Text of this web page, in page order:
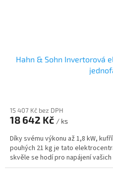
Hahn & Sohn Invertorová
15 407 Kč bez DPH
18 642 Kč / ks
Díky svému výkonu až 1,8 kW,
pouhých 21 kg je tato
skvěle se hodí pro napájení vašich